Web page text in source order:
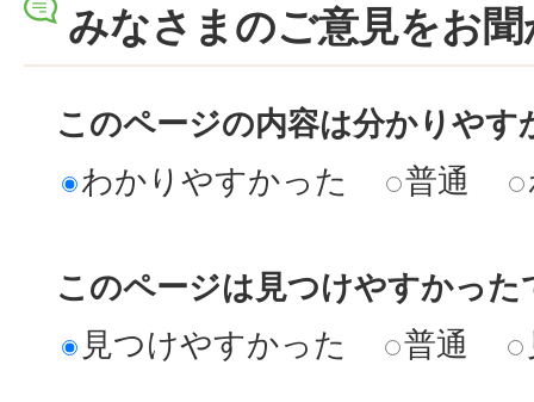
みなさまのご意見をお
このページの内容は分かりやす
わかりやすかった
普通
このページは見つけやすかった
見つけやすかった
普通